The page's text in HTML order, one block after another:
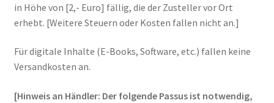
in Höhe von [2,- Euro] fällig, die der Zusteller vor Ort
erhebt. [Weitere Steuern oder Kosten fallen nicht an.]
Für digitale Inhalte (E-Books, Software, etc.) fallen keine
Versandkosten an.
[Hinweis an Händler: Der folgende Passus ist notwendig,